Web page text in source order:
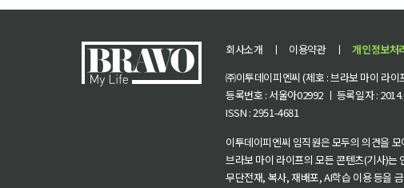
회사소개 ㅣ 이용약관 ㅣ 개인정보처
㈜이투데이피엔씨 (제호 : 브라보 마이 라
등록번호 : 서울아02992 ㅣ 등록일자 :
ISSN : 2951-4681
이투데이피엔씨 임직원은 모두의 의견을 모
브라보 마이 라이프의 모든 콘텐츠(기사)는
무단전재, 복사, 재배포, AI학습 이용 등을